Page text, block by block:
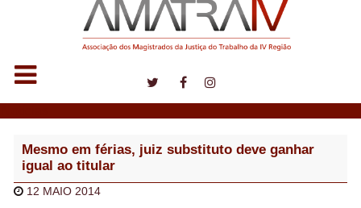
Mesmo em férias, juiz substituto deve ganhar
igual ao titular
12 MAIO 2014